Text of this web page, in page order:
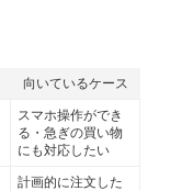
向いているケース
スマホ操作ができ
る・急ぎの買い物
にも対応したい
計画的に注文した